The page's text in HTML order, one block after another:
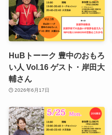
HuBトーーク 豊中のおもろ
い人 Vol.16 ゲスト・岸田大
輔さん
2026年6月17日